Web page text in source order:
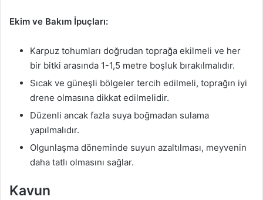
Ekim ve Bakım İpuçları:
Karpuz tohumları doğrudan toprağa ekilmeli ve her
bir bitki arasında 1-1,5 metre boşluk bırakılmalıdır.
Sıcak ve güneşli bölgeler tercih edilmeli, toprağın iyi
drene olmasına dikkat edilmelidir.
Düzenli ancak fazla suya boğmadan sulama
yapılmalıdır.
Olgunlaşma döneminde suyun azaltılması, meyvenin
daha tatlı olmasını sağlar.
Kavun